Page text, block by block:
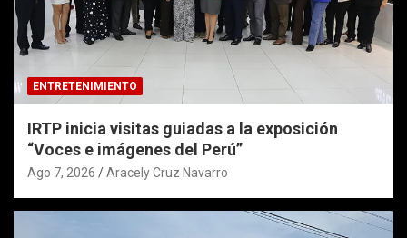
ENTRETENIMIENTO
IRTP inicia visitas guiadas a la exposición
“Voces e imágenes del Perú”
Ago 7, 2026 Aracely Cruz Navarro